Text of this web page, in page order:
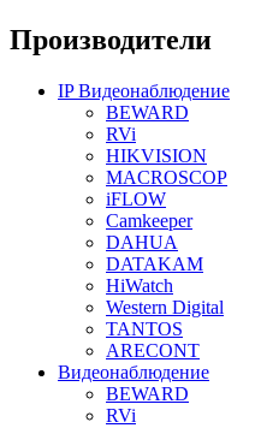
Производители
IP Видеонаблюдение
BEWARD
RVi
HIKVISION
MACROSCOP
iFLOW
Camkeeper
DAHUA
DATAKAM
HiWatch
Western Digital
TANTOS
ARECONT
Видеонаблюдение
BEWARD
RVi